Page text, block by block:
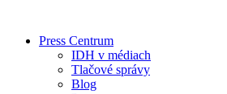
Press Centrum
IDH v médiach
Tlačové správy
Blog